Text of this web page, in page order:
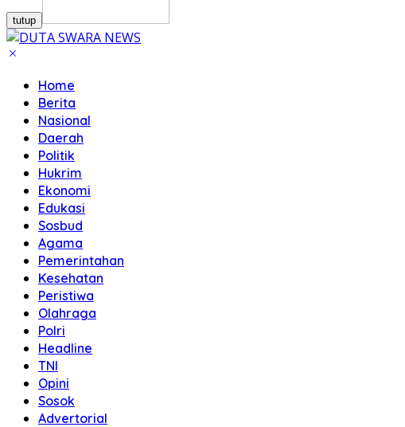
tutup
Home
Berita
Nasional
Daerah
Politik
Hukrim
Ekonomi
Edukasi
Sosbud
Agama
Pemerintahan
Kesehatan
Peristiwa
Olahraga
Polri
Headline
TNI
Opini
Sosok
Advertorial